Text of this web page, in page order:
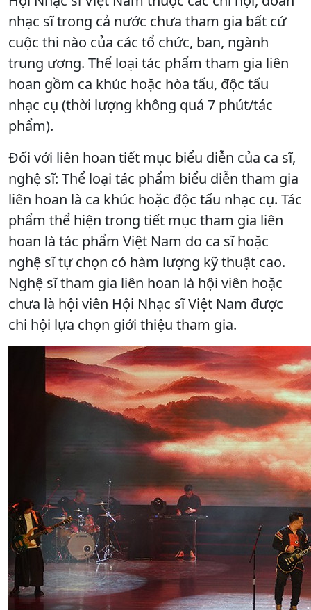
nhạc sĩ trong cả nước chưa tham gia bất cứ
cuộc thi nào của các tổ chức, ban, ngành
trung ương. Thể loại tác phẩm tham gia liên
hoan gồm ca khúc hoặc hòa tấu, độc tấu
nhạc cụ (thời lượng không quá 7 phút/tác
phẩm).
Đối với liên hoan tiết mục biểu diễn của ca sĩ,
nghệ sĩ: Thể loại tác phẩm biểu diễn tham gia
liên hoan là ca khúc hoặc độc tấu nhạc cụ. Tác
phẩm thể hiện trong tiết mục tham gia liên
hoan là tác phẩm Việt Nam do ca sĩ hoặc
nghệ sĩ tự chọn có hàm lượng kỹ thuật cao.
Nghệ sĩ tham gia liên hoan là hội viên hoặc
chưa là hội viên Hội Nhạc sĩ Việt Nam được
chi hội lựa chọn giới thiệu tham gia.